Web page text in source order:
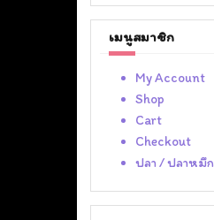
เมนูสมาชิก
My Account
Shop
Cart
Checkout
ปลา / ปลาหมึก